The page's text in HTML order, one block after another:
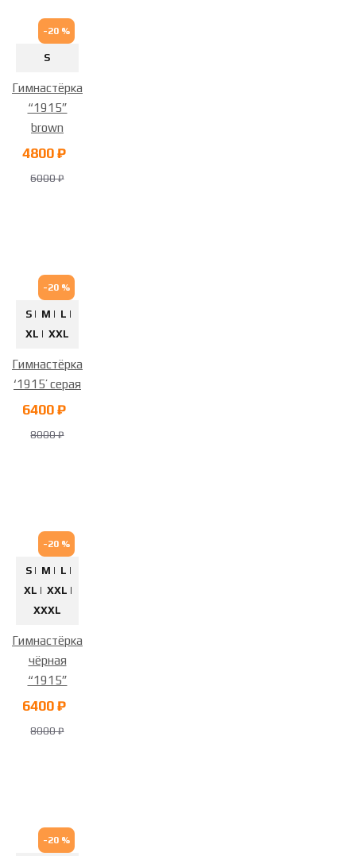
-20 %
S
Гимнастёрка
“1915”
brown
4800 ₽
6000 ₽
-20 %
S | M | L |
XL | XXL
Гимнастёрка
‘1915’ серая
6400 ₽
8000 ₽
-20 %
S | M | L |
XL | XXL |
XXXL
Гимнастёрка
чёрная
“1915”
6400 ₽
8000 ₽
-20 %